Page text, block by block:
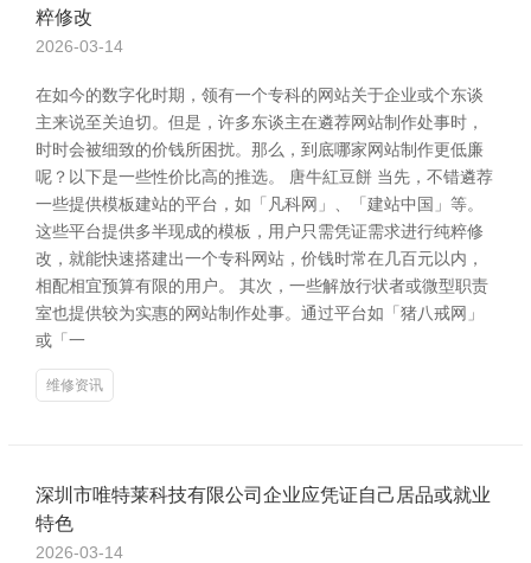
粹修改
2026-03-14
在如今的数字化时期，领有一个专科的网站关于企业或个东谈
主来说至关迫切。但是，许多东谈主在遴荐网站制作处事时，
时时会被细致的价钱所困扰。那么，到底哪家网站制作更低廉
呢？以下是一些性价比高的推选。 唐牛紅豆餅 当先，不错遴荐
一些提供模板建站的平台，如「凡科网」、「建站中国」等。
这些平台提供多半现成的模板，用户只需凭证需求进行纯粹修
改，就能快速搭建出一个专科网站，价钱时常在几百元以内，
相配相宜预算有限的用户。 其次，一些解放行状者或微型职责
室也提供较为实惠的网站制作处事。通过平台如「猪八戒网」
或「一
维修资讯
深圳市唯特莱科技有限公司企业应凭证自己居品或就业
特色
2026-03-14